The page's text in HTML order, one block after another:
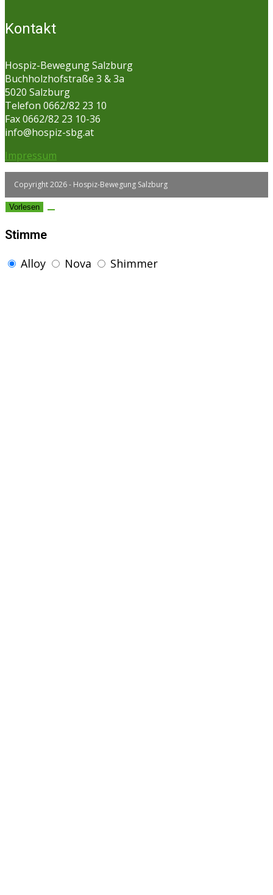
Kontakt
Hospiz-Bewegung Salzburg
Buchholzhofstraße 3 & 3a
5020 Salzburg
Telefon 0662/82 23 10
Fax 0662/82 23 10-36
info@hospiz-sbg.at
Impressum
Copyright 2026 - Hospiz-Bewegung Salzburg
Vorlesen
Stimme
Alloy
Nova Shimmer